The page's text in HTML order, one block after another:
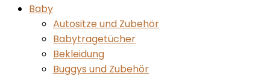
Baby
Autositze und Zubehör
Babytragetücher
Bekleidung
Buggys und Zubehör